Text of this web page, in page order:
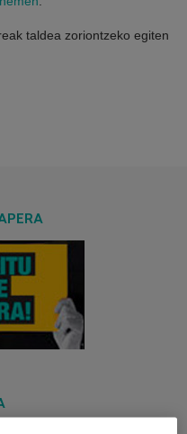
taldea zoriontzeko egiten